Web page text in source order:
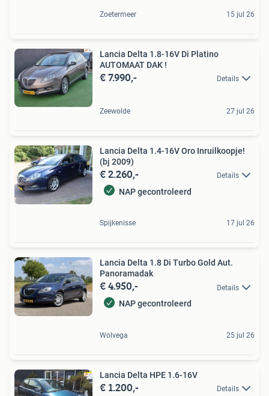
Zoetermeer 15 jul 26
Lancia Delta 1.8-16V Di Platino
AUTOMAAT DAK !
€ 7.990,- Details
Zeewolde 27 jul 26
Lancia Delta 1.4-16V Oro Inruilkoopje!
(bj 2009)
€ 2.260,- Details
NAP gecontroleerd
Spijkenisse 17 jul 26
Lancia Delta 1.8 Di Turbo Gold Aut.
Panoramadak
€ 4.950,- Details
NAP gecontroleerd
Wolvega 25 jul 26
Lancia Delta HPE 1.6-16V
€ 1.200,- Details